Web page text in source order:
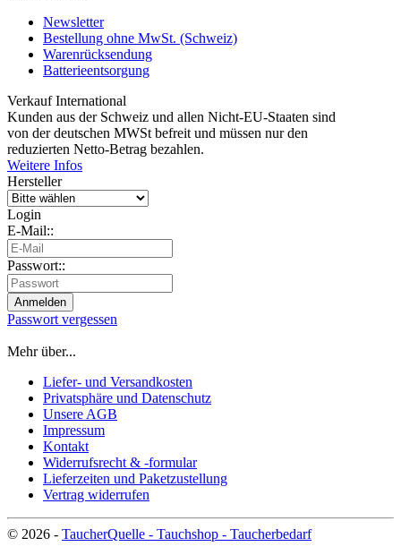
Newsletter
Bestellung ohne MwSt. (Schweiz)
Warenrücksendung
Batterieentsorgung
Verkauf International
Kunden aus der Schweiz und allen Nicht-EU-Staaten sind
von der deutschen MWSt befreit und müssen nur den
reduzierten Netto-Betrag bezahlen.
Weitere Infos
Hersteller
Login
E-Mail::
Passwort::
Passwort vergessen
Mehr über...
Liefer- und Versandkosten
Privatsphäre und Datenschutz
Unsere AGB
Impressum
Kontakt
Widerrufsrecht & -formular
Lieferzeiten und Paketzustellung
Vertrag widerrufen
© 2026 - TaucherQuelle - Tauchshop - Taucherbedarf